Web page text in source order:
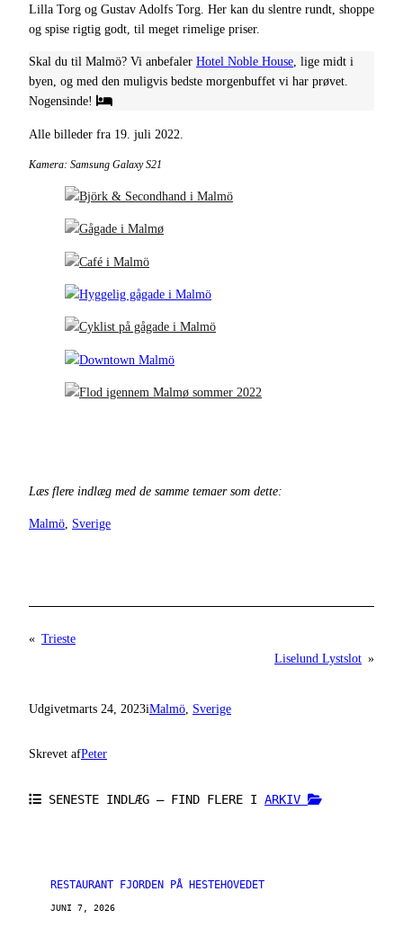
Lilla Torg og Gustav Adolfs Torg. Her kan du slentre rundt, shoppe
og spise rigtig godt, til meget rimelige priser.
Skal du til Malmö? Vi anbefaler Hotel Noble House, lige midt i
byen, og med den muligvis bedste morgenbuffet vi har prøvet.
Nogensinde!
Alle billeder fra 19. juli 2022.
Kamera: Samsung Galaxy S21
Læs flere indlæg med de samme temaer som dette:
Malmö Sverige
« Trieste
Liselund Lystslot »
Udgivetmarts 24, 2023iMalmö Sverige
Skrevet afPeter
SENESTE INDLÆG – FIND FLERE I ARKIV
RESTAURANT FJORDEN PÅ HESTEHOVEDET
JUNI 7, 2026